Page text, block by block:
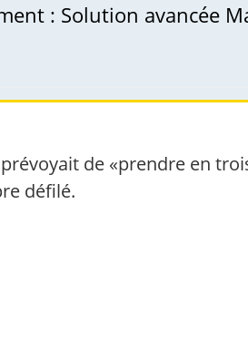
: Solution avancée
de «prendre en
défilé.